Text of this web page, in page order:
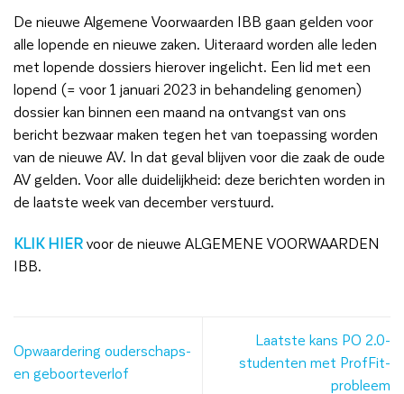
De nieuwe Algemene Voorwaarden IBB gaan gelden voor
alle lopende en nieuwe zaken. Uiteraard worden alle leden
met lopende dossiers hierover ingelicht. Een lid met een
lopend (= voor 1 januari 2023 in behandeling genomen)
dossier kan binnen een maand na ontvangst van ons
bericht bezwaar maken tegen het van toepassing worden
van de nieuwe AV. In dat geval blijven voor die zaak de oude
AV gelden. Voor alle duidelijkheid: deze berichten worden in
de laatste week van december verstuurd.
KLIK HIER voor de nieuwe ALGEMENE VOORWAARDEN
IBB.
Opwaardering ouderschaps-
en geboorteverlof
Laatste kans PO 2.0-
studenten met ProfFit-
probleem